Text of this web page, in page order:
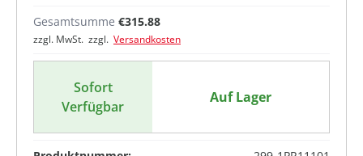
Gesamtsumme €315.88
zzgl. MwSt. zzgl. Versandkosten
Sofort
Verfügbar
Auf Lager